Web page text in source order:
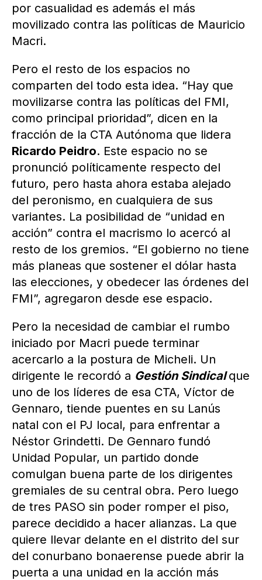
por casualidad es además el más
movilizado contra las políticas de Mauricio
Macri.
Pero el resto de los espacios no
comparten del todo esta idea. “Hay que
movilizarse contra las políticas del FMI,
como principal prioridad”, dicen en la
fracción de la CTA Autónoma que lidera
Ricardo Peidro. Este espacio no se
pronunció políticamente respecto del
futuro, pero hasta ahora estaba alejado
del peronismo, en cualquiera de sus
variantes. La posibilidad de “unidad en
acción” contra el macrismo lo acercó al
resto de los gremios. “El gobierno no tiene
más planeas que sostener el dólar hasta
las elecciones, y obedecer las órdenes del
FMI”, agregaron desde ese espacio.
Pero la necesidad de cambiar el rumbo
iniciado por Macri puede terminar
acercarlo a la postura de Micheli. Un
dirigente le recordó a Gestión Sindical que
uno de los líderes de esa CTA, Víctor de
Gennaro, tiende puentes en su Lanús
natal con el PJ local, para enfrentar a
Néstor Grindetti. De Gennaro fundó
Unidad Popular, un partido donde
comulgan buena parte de los dirigentes
gremiales de su central obra. Pero luego
de tres PASO sin poder romper el piso,
parece decidido a hacer alianzas. La que
quiere llevar delante en el distrito del sur
del conurbano bonaerense puede abrir la
puerta a una unidad en la acción más